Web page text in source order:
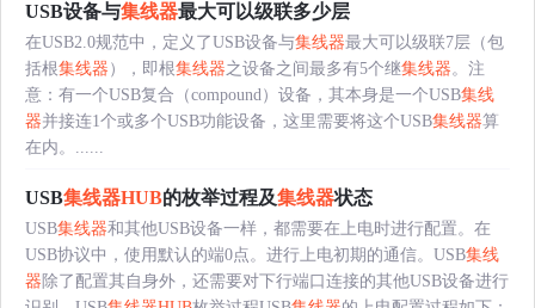
USB设备与集线器最大可以级联多少层
在USB2.0规范中，定义了USB设备与集线器最大可以级联7层（包
括根集线器 ），即根集线器之设备之间最多有5个继集线器。注
意：有一个USB复合（compound）设备，其本身是一个USB集线
器并接连1个或多个USB功能设备，这里需要将这个USB集线器算
在内。......
USB集线器HUB的枚举过程及集线器状态
USB集线器和其他USB设备一样，都需要在上电时进行配置。在
USB协议中，使用默认的端0点。进行上电初期的通信。USB集线
器 除了配置其自身外，还需要对下行端口连接的其他USB设备进行